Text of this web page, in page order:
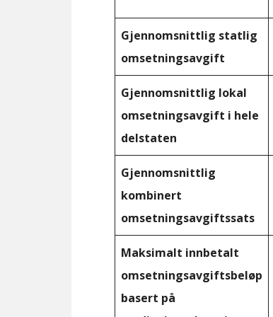
Gjennomsnittlig statlig
omsetningsavgift
Gjennomsnittlig lokal
omsetningsavgift i hele
delstaten
Gjennomsnittlig
kombinert
omsetningsavgiftssats
Maksimalt innbetalt
omsetningsavgiftsbeløp
basert på